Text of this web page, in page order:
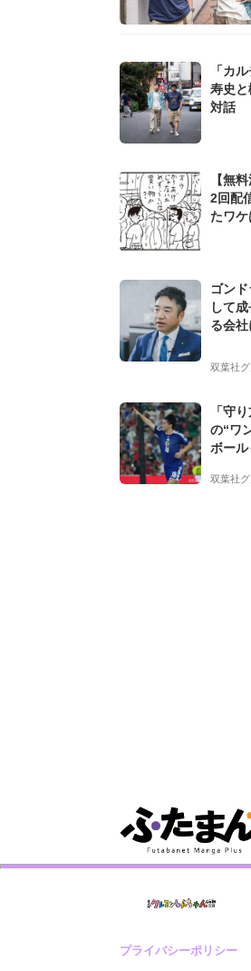
「カ
寿史と
対話
【無
2回配
たワ
ゴン
して
る会
グ会
双葉社
「守
の“ワ
ボー
婚の
双葉社
プライバシーポリシー